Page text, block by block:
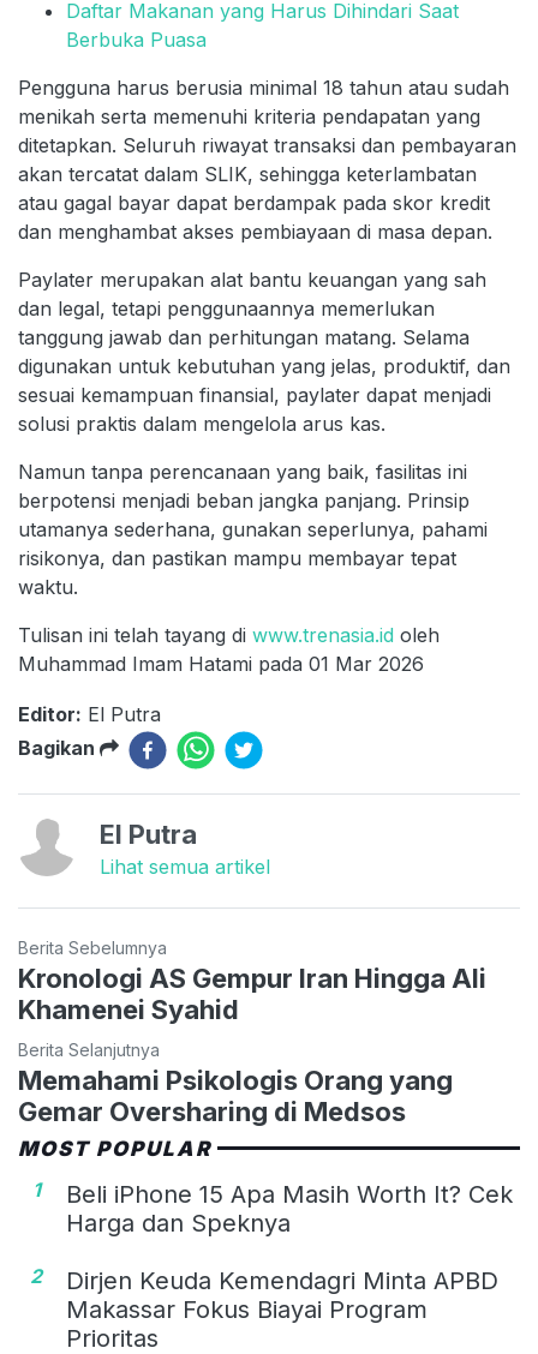
Daftar Makanan yang Harus Dihindari Saat
Berbuka Puasa
Pengguna harus berusia minimal 18 tahun atau sudah
menikah serta memenuhi kriteria pendapatan yang
ditetapkan. Seluruh riwayat transaksi dan pembayaran
akan tercatat dalam SLIK, sehingga keterlambatan
atau gagal bayar dapat berdampak pada skor kredit
dan menghambat akses pembiayaan di masa depan.
Paylater merupakan alat bantu keuangan yang sah
dan legal, tetapi penggunaannya memerlukan
tanggung jawab dan perhitungan matang. Selama
digunakan untuk kebutuhan yang jelas, produktif, dan
sesuai kemampuan finansial, paylater dapat menjadi
solusi praktis dalam mengelola arus kas.
Namun tanpa perencanaan yang baik, fasilitas ini
berpotensi menjadi beban jangka panjang. Prinsip
utamanya sederhana, gunakan seperlunya, pahami
risikonya, dan pastikan mampu membayar tepat
waktu.
Tulisan ini telah tayang di www.trenasia.id oleh
Muhammad Imam Hatami pada 01 Mar 2026
Editor: El Putra
Bagikan
El Putra
Lihat semua artikel
Berita Sebelumnya
Kronologi AS Gempur Iran Hingga Ali
Khamenei Syahid
Berita Selanjutnya
Memahami Psikologis Orang yang
Gemar Oversharing di Medsos
MOST POPULAR
1
Beli iPhone 15 Apa Masih Worth It? Cek
Harga dan Speknya
2
Dirjen Keuda Kemendagri Minta APBD
Makassar Fokus Biayai Program
Prioritas